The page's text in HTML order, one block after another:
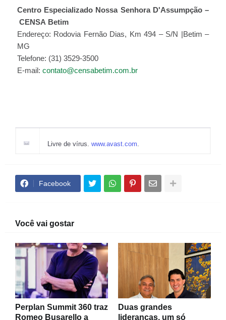
Centro Especializado Nossa Senhora D'Assumpção –
CENSA Betim
Endereço: Rodovia Fernão Dias, Km 494 – S/N |Betim –
MG
Telefone: (31) 3529-3500
E-mail: contato@censabetim.com.br
Livre de vírus. www.avast.com.
Facebook
Você vai gostar
Perplan Summit 360 traz
Romeo Busarello a
Duas grandes
lideranças, um só